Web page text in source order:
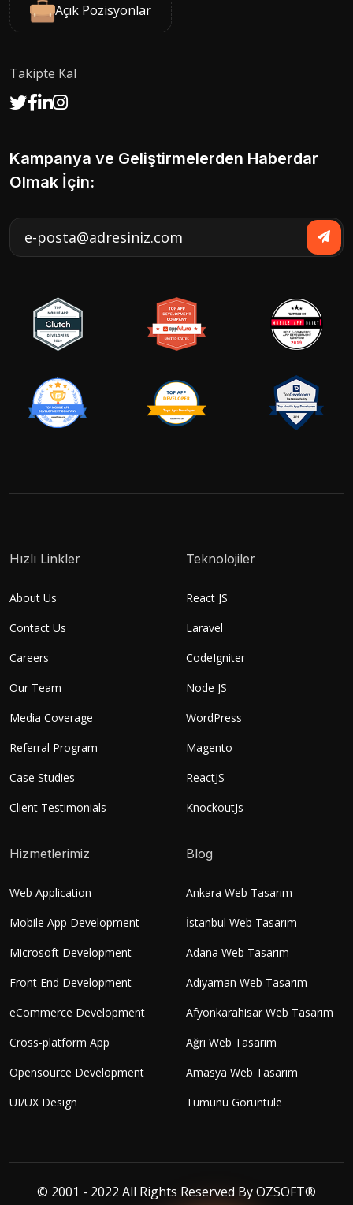
Açık Pozisyonlar
Takipte Kal
Kampanya ve Geliştirmelerden Haberdar
Olmak İçin:
Hızlı Linkler
About Us
Contact Us
Careers
Our Team
Media Coverage
Referral Program
Case Studies
Client Testimonials
Teknolojiler
React JS
Laravel
CodeIgniter
Node JS
WordPress
Magento
ReactJS
KnockoutJs
Hizmetlerimiz
Web Application
Mobile App Development
Microsoft Development
Front End Development
eCommerce Development
Cross-platform App
Opensource Development
UI/UX Design
Blog
Ankara Web Tasarım
İstanbul Web Tasarım
Adana Web Tasarım
Adıyaman Web Tasarım
Afyonkarahisar Web Tasarım
Ağrı Web Tasarım
Amasya Web Tasarım
Tümünü Görüntüle
© 2001 - 2022 All Rights Reserved ByOZSOFT®